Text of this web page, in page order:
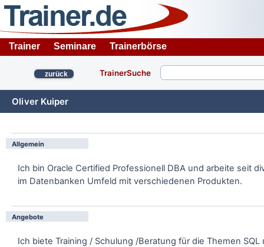
Trainer Seminare Trainerbörse
zurück TrainerSuche
Oliver Kuiper
Allgemein
Ich bin Oracle Certified Professionell DBA und arbeite seit
im Datenbanken Umfeld mit verschiedenen Produkten.
Angebote
Ich biete Training / Schulung /Beratung für die Themen SQL